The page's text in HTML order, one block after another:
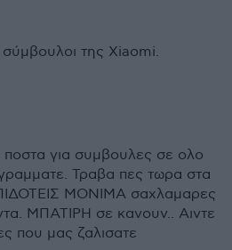
σύμβουλοι της Xiaomi.
ποστα για συμβουλες σε ολο
Τραβα πες τωρα στα
ΜΟΝΙΜΑ σαχλαμαρες
ΜΠΑΤΙΡΗ σε κανουν.. Αιντε
που μας ζαλισατε